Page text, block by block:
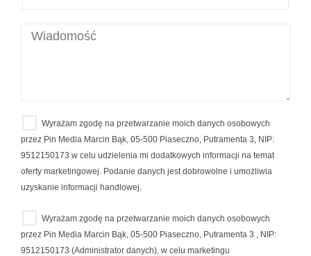
Wyrażam zgodę na przetwarzanie moich danych osobowych
przez Pin Media Marcin Bąk, 05-500 Piaseczno, Putramenta 3, NIP:
9512150173 w celu udzielenia mi dodatkowych informacji na temat
oferty marketingowej. Podanie danych jest dobrowolne i umożliwia
uzyskanie informacji handlowej.
Wyrażam zgodę na przetwarzanie moich danych osobowych
przez Pin Media Marcin Bąk, 05-500 Piaseczno, Putramenta 3 , NIP:
9512150173 (Administrator danych), w celu marketingu